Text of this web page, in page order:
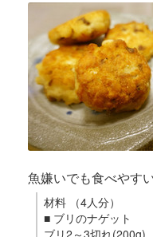
魚嫌いでも食べやす
材料 （4人分）
■ ブリのナゲット